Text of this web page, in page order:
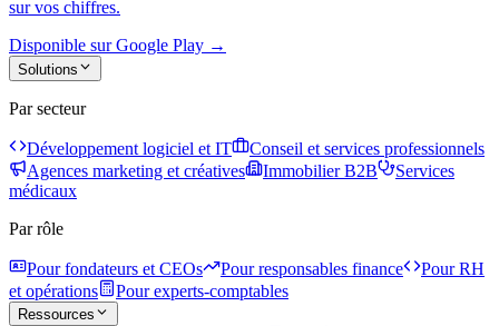
sur vos chiffres.
Disponible sur Google Play →
Solutions
Par secteur
Développement logiciel et IT
Conseil et services professionnels
Agences marketing et créatives
Immobilier B2B
Services
médicaux
Par rôle
Pour fondateurs et CEOs Pour responsables finance
Pour RH
et opérations
Pour experts-comptables
Ressources